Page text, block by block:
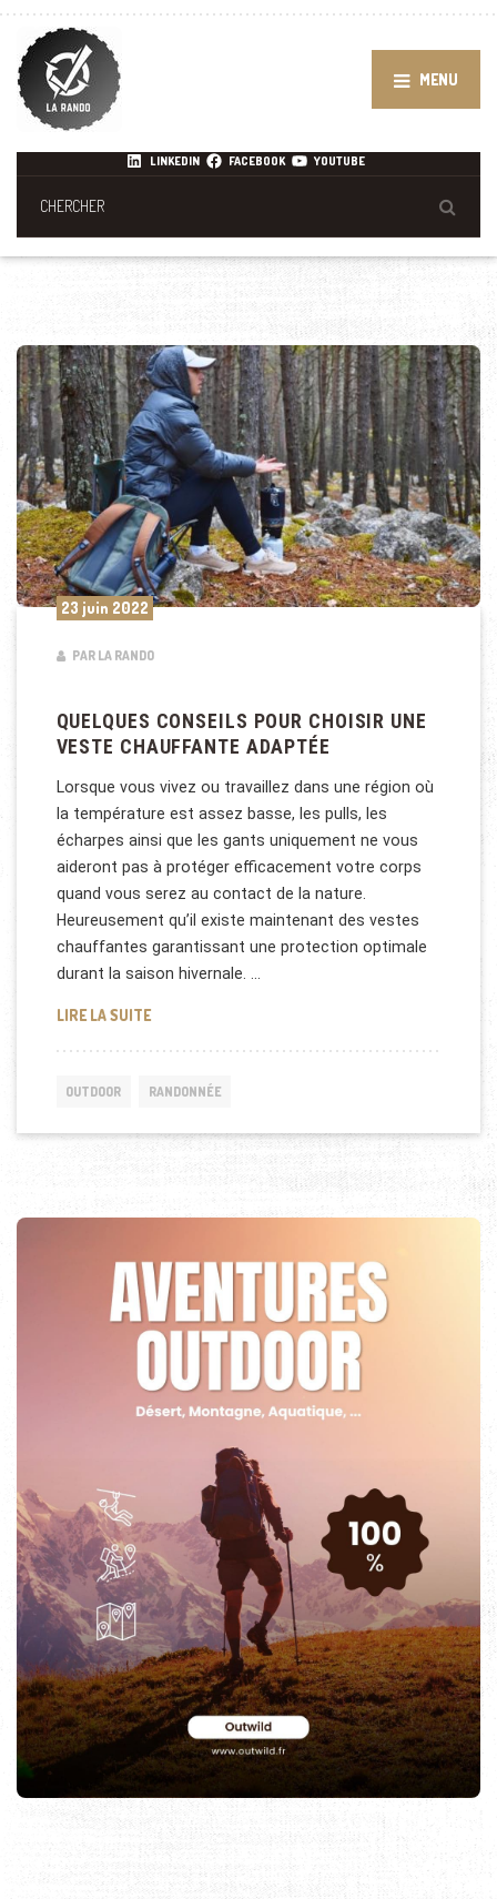
MENU
LINKEDIN FACEBOOK YOUTUBE
23 juin 2022
PAR LA RANDO
QUELQUES CONSEILS POUR CHOISIR UNE
VESTE CHAUFFANTE ADAPTÉE
Lorsque vous vivez ou travaillez dans une région où
la température est assez basse, les pulls, les
écharpes ainsi que les gants uniquement ne vous
aideront pas à protéger efficacement votre corps
quand vous serez au contact de la nature.
Heureusement qu’il existe maintenant des vestes
chauffantes garantissant une protection optimale
durant la saison hivernale. …
LIRE LA SUITEQUELQUES CONSEILS POUR CHOISIR UNE VESTE
OUTDOOR RANDONNÉE